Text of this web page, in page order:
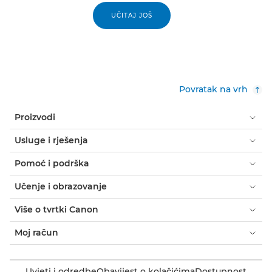
UČITAJ JOŠ
Povratak na vrh
Proizvodi
Usluge i rješenja
Pomoć i podrška
Učenje i obrazovanje
Više o tvrtki Canon
Moj račun